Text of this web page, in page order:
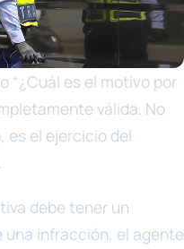
“¿Cuál es el motivo por
válida. No
es el ejercicio del
debe tener un
una infracción, el agente